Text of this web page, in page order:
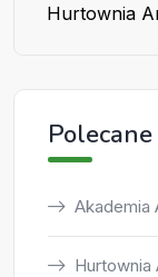
Hurtownia
Akademia
Hurtownia